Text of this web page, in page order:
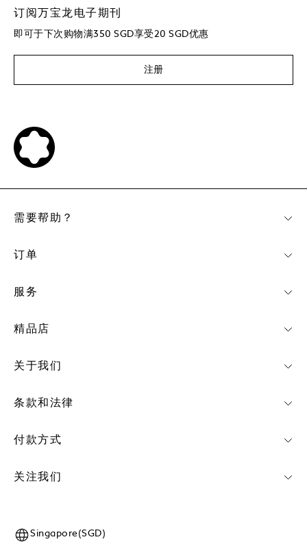
订阅万宝龙电子期刊
即可于下次购物满350 SGD享受20 SGD优惠
注册
付款方式
关注我们
需要帮助？
订单
服务
精品店
关于我们
条款和法律
Singapore(SGD)